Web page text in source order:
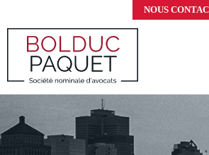
NOUS